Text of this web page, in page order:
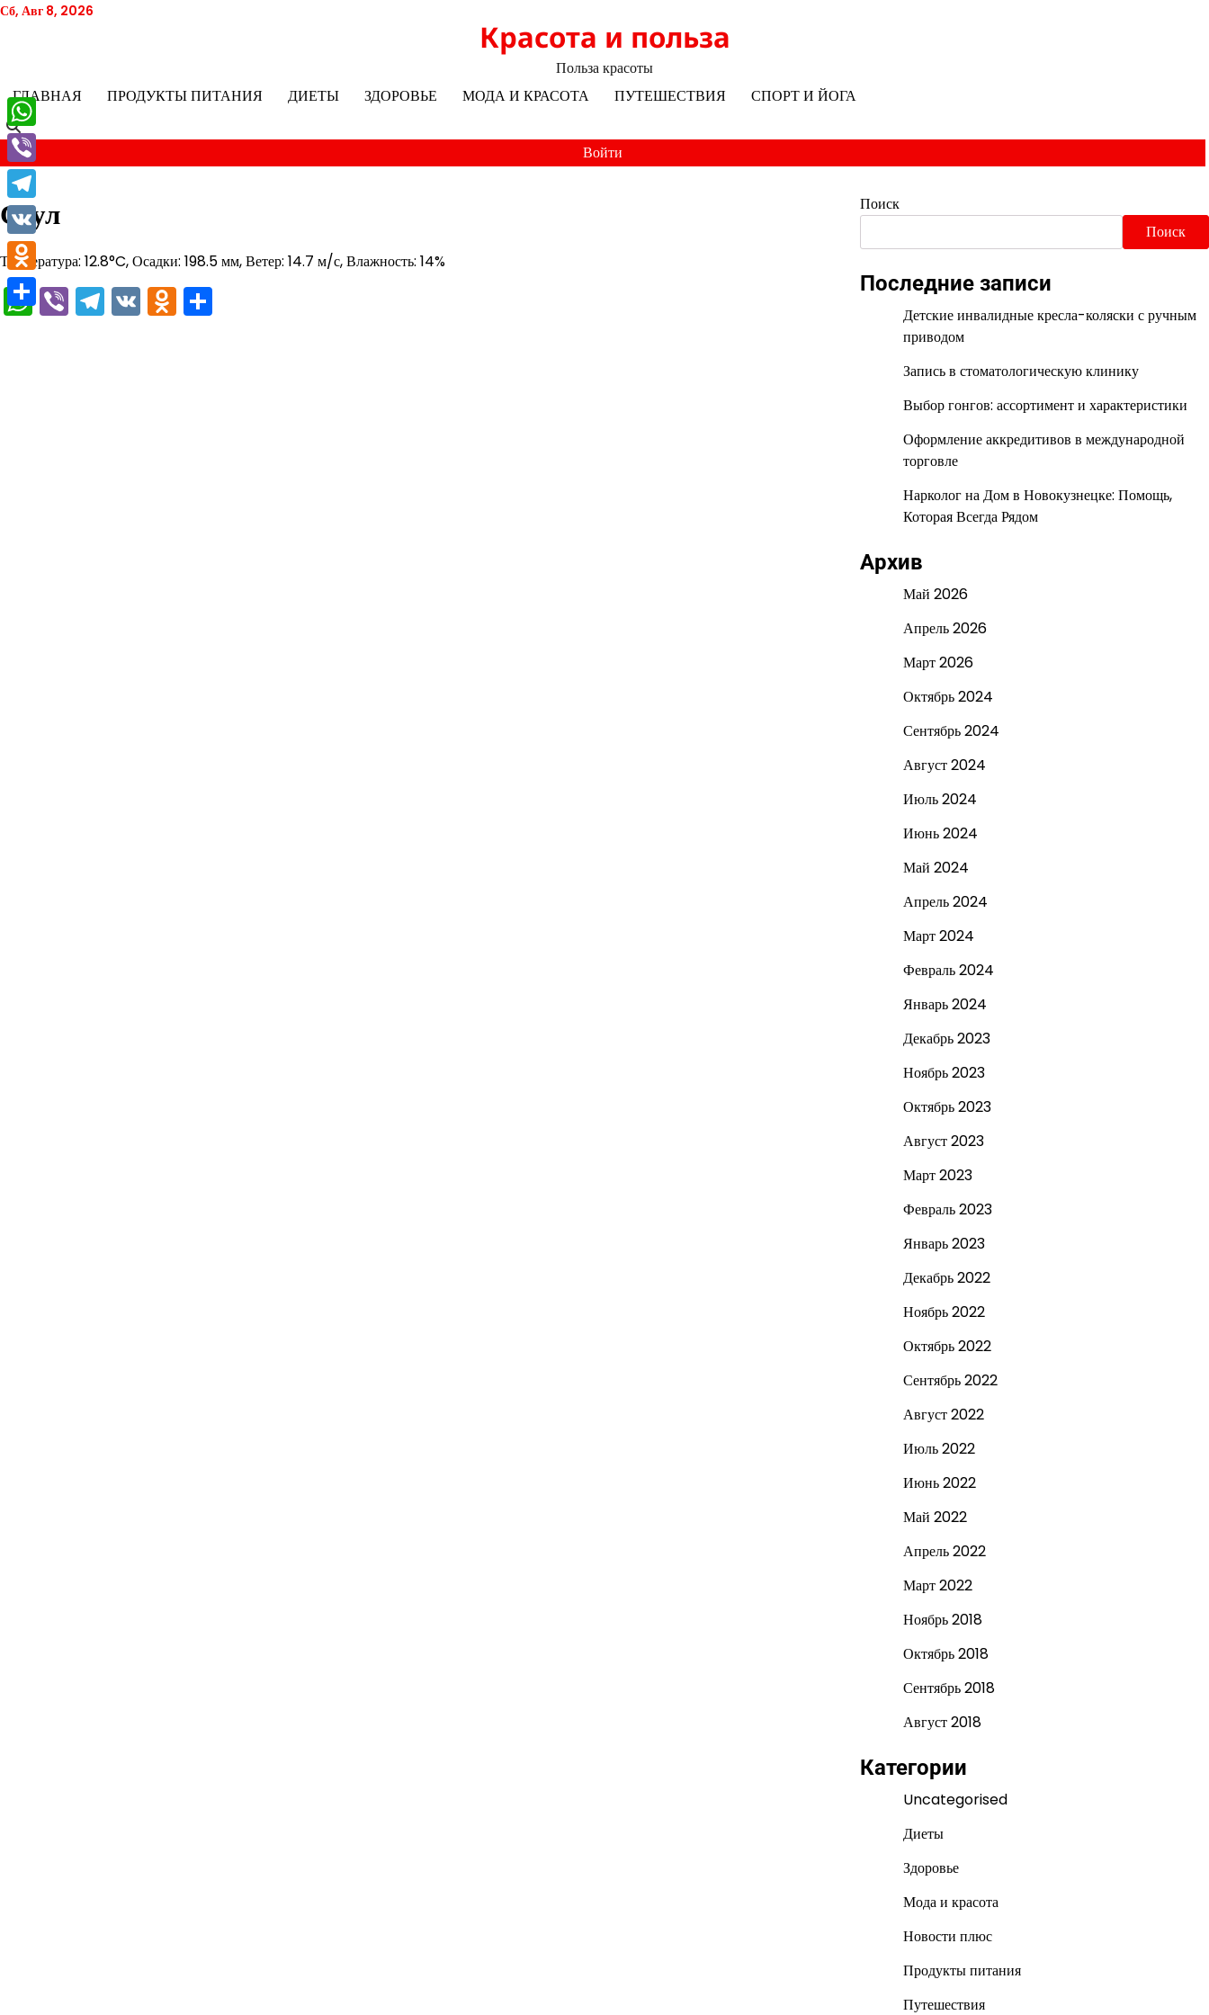
Перейти
Сб, Авг 8, 2026
Красота и польза
Польза красоты
ГЛАВНАЯ
ПРОДУКТЫ ПИТАНИЯ ДИЕТЫ ЗДОРОВЬЕ МОДА И КРАСОТА ПУТЕШЕСТВИЯ СПОРТ И ЙОГА
Войти
Сеул
Температура: 12.8°C, Осадки: 198.5 мм, Ветер: 14.7 м/с, Влажность: 14%
WhatsApp
ViberTelegram
VKOdnoklassniki
Поиск
Поиск
Последние записи
Детские инвалидные кресла-коляски с ручным
приводом
Запись в стоматологическую клинику
Выбор гонгов: ассортимент и характеристики
Оформление аккредитивов в международной
торговле
Нарколог на Дом в Новокузнецке: Помощь,
Которая Всегда Рядом
Архив
Май 2026
Апрель 2026
Март 2026
Октябрь 2024
Сентябрь 2024
Август 2024
Июль 2024
Июнь 2024
Май 2024
Апрель 2024
Март 2024
Февраль 2024
Январь 2024
Декабрь 2023
Ноябрь 2023
Октябрь 2023
Август 2023
Март 2023
Февраль 2023
Январь 2023
Декабрь 2022
Ноябрь 2022
Октябрь 2022
Сентябрь 2022
Август 2022
Июль 2022
Июнь 2022
Май 2022
Апрель 2022
Март 2022
Ноябрь 2018
Октябрь 2018
Сентябрь 2018
Август 2018
Категории
Uncategorised
Диеты
Здоровье
Мода и красота
Новости плюс
Продукты питания
Путешествия
WhatsApp
Viber
Telegram
VK
Odnoklassniki
Отправить